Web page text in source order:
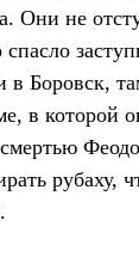
Они не
в Боровск,
в которой
рубаху,